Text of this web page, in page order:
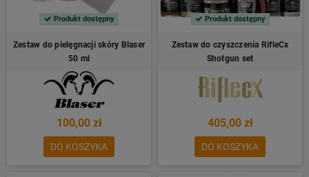
Produkt dostępny
Zestaw do pielęgnacji skóry Blaser
50 ml
100,00 zł
DO KOSZYKA
Produkt dostępny
Zestaw do czyszczenia RifleCx
Shotgun set
405,00 zł
DO KOSZYKA